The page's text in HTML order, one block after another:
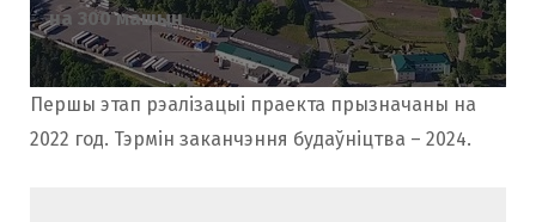
на 300 машын
Першы этап рэалізацыі праекта прызначаны на
2022 год. Тэрмін заканчэння будаўніцтва – 2024.